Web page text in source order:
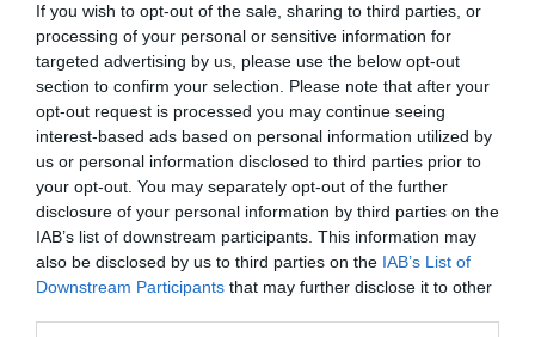
If you wish to opt-out of the sale, sharing to third parties, or
processing of your personal or sensitive information for
targeted advertising by us, please use the below opt-out
section to confirm your selection. Please note that after your
opt-out request is processed you may continue seeing
interest-based ads based on personal information utilized by
us or personal information disclosed to third parties prior to
your opt-out. You may separately opt-out of the further
disclosure of your personal information by third parties on the
IAB’s list of downstream participants. This information may
also be disclosed by us to third parties on the IAB’s List of
Downstream Participants that may further disclose it to other